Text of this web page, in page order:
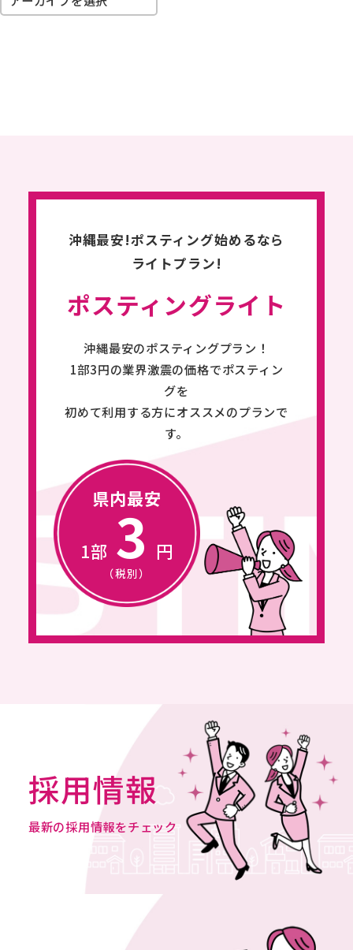
県内最安
1部 3 円
（税別）
沖縄最安!ポスティング始めるなら
ライトプラン!
ポスティングライト
沖縄最安のポスティングプラン！
1部3円の業界激震の価格でポスティン
グを
初めて利用する方にオススメのプランで
す。
採用情報
最新の採用情報をチェック